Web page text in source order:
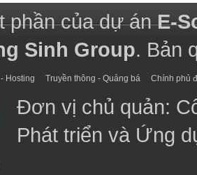
phần của dự ánE-
Sinh Group. Bản
Hosting Truyền thông - Quảng bá Chính phủ
Đơn vị chủ quản:
Phát triển và Ứng